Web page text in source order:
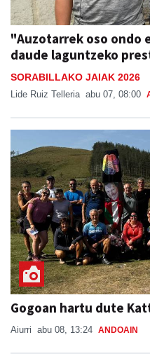
"Auzotarrek oso ondo
daude laguntzeko
SORABILLAKO JAIAK 2026
Lide Ruiz Telleria abu 07, 08:00
Gogoan hartu dute
Aiurri abu 08, 13:24 ANDOAIN